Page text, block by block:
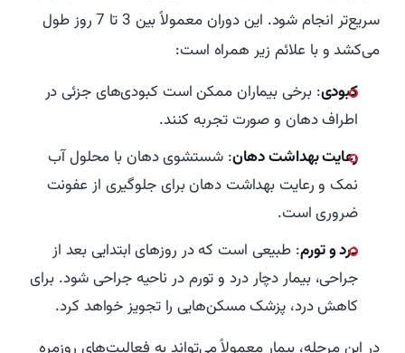
سریع‌تر انجام شود. این دوران معمولاً بین 3 تا 7 روز طول
می‌کشد و با علائم زیر همراه است:
کبودی: برخی بیماران ممکن است کبودی‌های جزئی در
اطراف دهان و صورت تجربه کنند.
رعایت بهداشت دهان: شستشوی دهان با محلول آب
نمک و رعایت بهداشت دهان برای جلوگیری از عفونت
ضروری است.
درد و تورم: طبیعی است که در روزهای ابتدایی بعد از
جراحی، بیمار دچار درد و تورم در ناحیه جراحی شود. برای
کاهش درد، پزشک مسکن‌هایی را تجویز خواهد کرد.